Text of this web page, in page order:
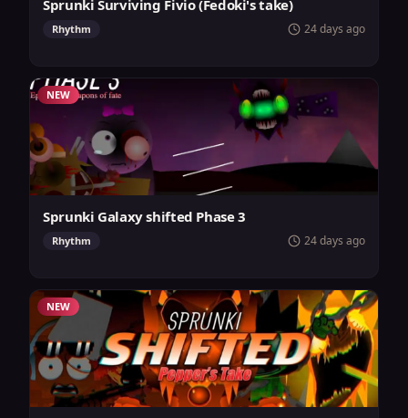
Sprunki Surviving Fivio (Fedoki's take)
Rhythm 24 days ago
NEW
Sprunki Galaxy shifted Phase 3
Rhythm 24 days ago
NEW